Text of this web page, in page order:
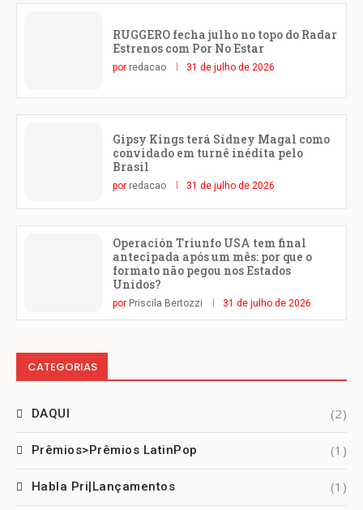
RUGGERO fecha julho no topo do Radar
Estrenos com Por No Estar
por redacao 31 de julho de 2026
Gipsy Kings terá Sidney Magal como
convidado em turnê inédita pelo
Brasil
por redacao 31 de julho de 2026
Operación Triunfo USA tem final
antecipada após um mês: por que o
formato não pegou nos Estados
Unidos?
por Priscila Bertozzi 31 de julho de 2026
CATEGORIAS
DAQUI (2)
Prêmios>Prêmios LatinPop (1)
Habla Pri|Lançamentos (1)